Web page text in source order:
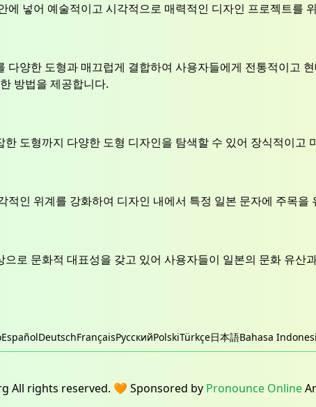
에 넣어 예술적이고 시각적으로 매력적인 디자인 프로젝트를
다양한 도형과 매끄럽게 결합하여 사용자들에게 전통적이고
방법을 제공합니다.
도형까지 다양한 도형 디자인을 탐색할 수 있어 장식적이고
적인 위계를 강화하여 디자인 내에서 특정 일본 문자에 주목
로 문화적 대표성을 갖고 있어 사용자들이 일본의 문화 유
EspañolDeutschFrançaisРусскийPolskiTürkçe日本語Bahasa
All rights reserved. 🧡 Sponsored by Pronounce Online